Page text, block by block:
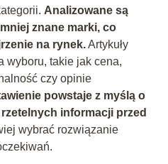
Analizowane są
znane marki, co
na rynek.Artykuły
wyboru, takie jak cena,
czy opinie
powstaje z myślą o
informacji przed
wybrać rozwiązanie